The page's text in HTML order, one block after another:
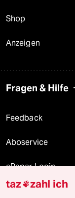
Shop
Anzeigen
Fragen & Hilfe
Feedback
Aboservice
ePaper Login
Downloads für
taz zahl ich